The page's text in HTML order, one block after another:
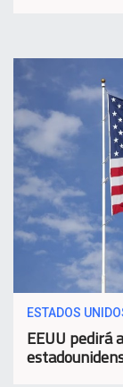
ESTADOS
EEUU pedirá